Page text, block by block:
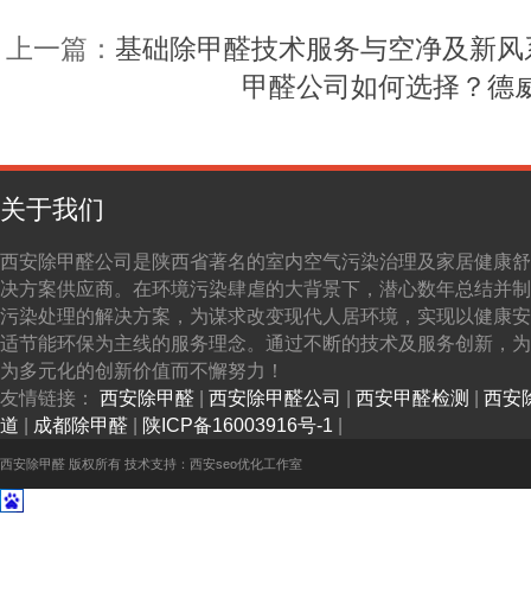
上一篇： 基础除甲醛技术服务与空净及新
甲醛公司如何选择？
关于我们
西安除甲醛公司是陕西省著名的室内空气污染治理及家居健康
决方案供应商。在环境污染肆虐的大背景下，潜心数年总结并
污染处理的解决方案，为谋求改变现代人居环境，实现以健康
适节能环保为主线的服务理念。通过不断的技术及服务创新，
为多元化的创新价值而不懈努力！
友情链接： 西安除甲醛 | 西安除甲醛公司 | 西安甲醛检测 | 西安
道 | 成都除甲醛 | 陕ICP备16003916号-1 |
西安除甲醛 版权所有 技术支持：西安seo优化工作室